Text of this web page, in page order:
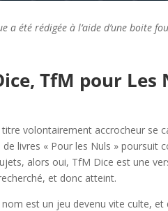
a été rédigée à l’aide d’une boite
TfM pour Les
volontairement accrocheur se
de livres « Pour les Nuls »
alors oui, TfM Dice est une
et donc atteint.
nom est un jeu devenu vite culte, et